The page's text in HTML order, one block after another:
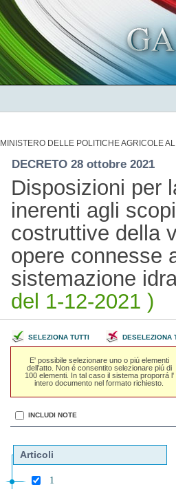
MINISTERO DELLE POLITICHE AGRICOLE
DECRETO 28 ottobre 2021
Disposizioni per
inerenti agli
costruttive della
opere connesse
sistemazione
del 1-12-2021 )
SELEZIONA TUTTI DESELEZIONA
E' possibile selezionare uno o piú elementi
dell'atto. Non é consentito selezionare piú di
100 elementi. In tal caso il sistema proporrá l'
intero documento nel formato richiesto.
INCLUDI NOTE
Articoli
1